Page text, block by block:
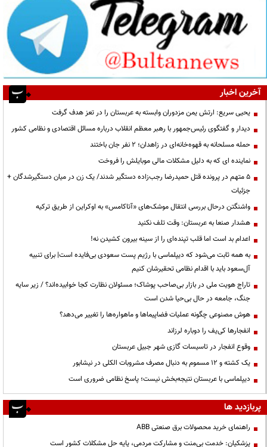
آخرین اخبار
یحیی سریع: ارتش یمن مزدوران وابسته به عربستان را در تعز هدف گرفت
دیدار و گفتگوی رئیس‌جمهور با رهبر معظم انقلاب درباره مسائل اقتصادی و نظامی کشور
حمله مسلحانه به قهوه‌خانه‌ای در زاهدان؛ ۲ نفر جان باختند
نماینده ای که به دلیل مشکلات مالی موبایلش را فروخت
۵ متهم در پرونده قتل حمیدرضا رجب‌زاده دستگیر شدند/ یک زن در میان دستگیرشدگان +
جزئیات
واشنگتن درحال بررسی انتقال موشک‌های «آتاکامس» به اوکراین از طریق ترکیه
هشدار صنعا به عربستان: وقت تلف نکنید
اعدام بد است اما قلب تپنده‌ای را از سینه بیرون کشیدن نه!
به همه ثابت می‌شود که دیپلماسی با رژیم پست سعودی بی‌فایده است| برای تنبیه
آل‌سعود باید با اقدام نظامی تحقیرشان کنیم
تاراج هویت ملی در بازار بی‌صاحب پوشاک؛ مسئولان نظارت کجا خوابیده‌اند؟ / زیر سایه
جنگ، جامعه در حال بی‌حیا شدن است
هوش مصنوعی چگونه عملیات فضاپیماها و ماهواره‌ها را تغییر می‌دهد؟
انفجارها کی‌یف را دوباره لرزاند
وقوع انفجار در تاسیسات گازی شهر جبیل عربستان
یک کشته و ۱۲ مسموم به دنبال مصرف مشروبات الکلی در نیشابور
دیپلماسی با عربستان نتیجه‌بخش نیست؛ پاسخ نظامی ضروری است
پربازدید ها
راهنمای خرید محصولات برق صنعتی ABB
پزشکیان: خدمت بی‌منت و مشارکت مردمی، پایه حل مشکلات کشور است